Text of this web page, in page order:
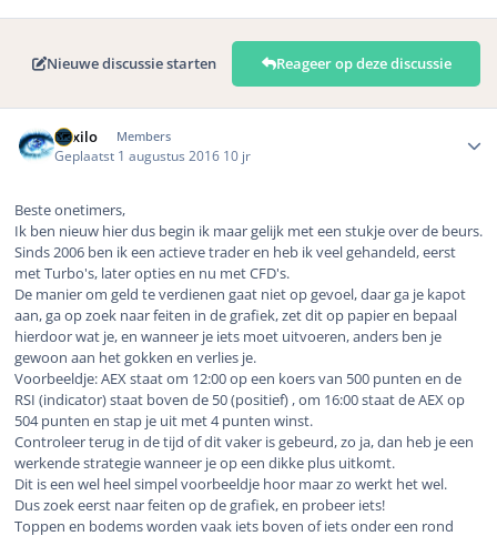
Nieuwe discussie starten Reageer op deze discussie
Mixilo Members
Geplaatst 1 augustus 2016 10 jr
Beste onetimers,
Ik ben nieuw hier dus begin ik maar gelijk met een stukje over de beurs.
Sinds 2006 ben ik een actieve trader en heb ik veel gehandeld, eerst
met Turbo's, later opties en nu met CFD's.
De manier om geld te verdienen gaat niet op gevoel, daar ga je kapot
aan, ga op zoek naar feiten in de grafiek, zet dit op papier en bepaal
hierdoor wat je, en wanneer je iets moet uitvoeren, anders ben je
gewoon aan het gokken en verlies je.
Voorbeeldje: AEX staat om 12:00 op een koers van 500 punten en de
RSI (indicator) staat boven de 50 (positief) , om 16:00 staat de AEX op
504 punten en stap je uit met 4 punten winst.
Controleer terug in de tijd of dit vaker is gebeurd, zo ja, dan heb je een
werkende strategie wanneer je op een dikke plus uitkomt.
Dit is een wel heel simpel voorbeeldje hoor maar zo werkt het wel.
Dus zoek eerst naar feiten op de grafiek, en probeer iets!
Toppen en bodems worden vaak iets boven of iets onder een rond